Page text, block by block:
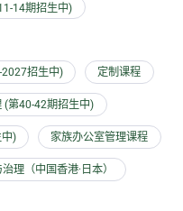
14期招生中)
招生中) 定制课程
(第40-42期招生中)
) 家族办公室管理课程
理（中国香港·日本）